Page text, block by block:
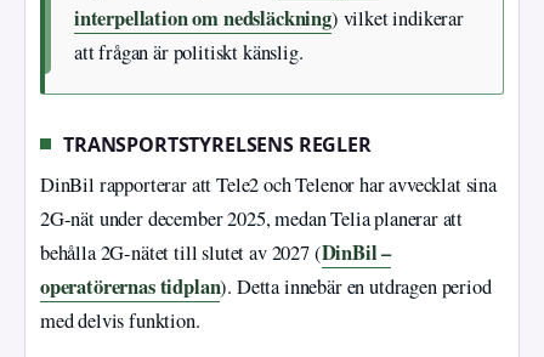
interpellation om nedsläckning) vilket indikerar
att frågan är politiskt känslig.
TRANSPORTSTYRELSENS REGLER
DinBil rapporterar att Tele2 och Telenor har avvecklat sina
2G-nät under december 2025, medan Telia planerar att
behålla 2G-nätet till slutet av 2027 (DinBil –
operatörernas tidplan). Detta innebär en utdragen period
med delvis funktion.